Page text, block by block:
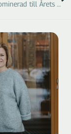
Radio Vasa nominerad till Årets lokalradio – en kanal som engagerar och når ut